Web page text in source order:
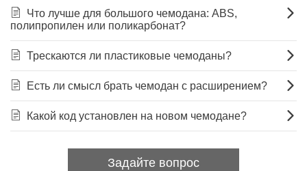
Что лучше для большого чемодана: ABS,
полипропилен или поликарбонат?
Трескаются ли пластиковые чемоданы?
Есть ли смысл брать чемодан с расширением?
Какой код установлен на новом чемодане?
Задайте вопрос